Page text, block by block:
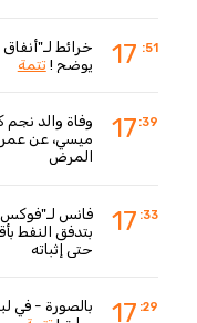
17 :51
خرائط
يوضح !تتمة
17 :39
وفاة والد
المرض
17 :33
فانس لـ"فوكس
بتدفق النفط
حتى إثباته
17 :29
بالصورة - في